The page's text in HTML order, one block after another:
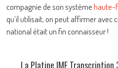
compagnie de son systèmehaute-
qu’il utilisait, on peut affirmer avec
national était un fin connaisseur !
La Platine IMF Transcription